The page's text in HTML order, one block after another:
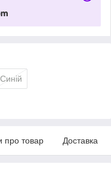
Синій
про товар Доставка